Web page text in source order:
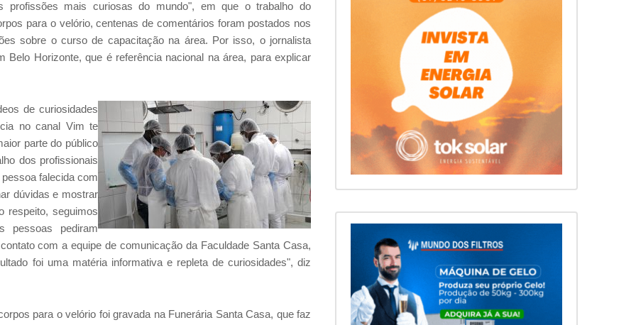
mais curiosas do mundo", em que o trabalho do
para o velório, centenas de comentários foram postados nos
sobre o curso de capacitação na área. Por isso, o jornalista
Horizonte, que é referência nacional na área, para explicar
de curiosidades
no canal Vim te
parte do público
dos profissionais
falecida com
dúvidas e mostrar
respeito, seguimos
pessoas pediram
com a equipe de comunicação da Faculdade Santa Casa,
foi uma matéria informativa e repleta de curiosidades", diz
para o velório foi gravada na Funerária Santa Casa, que faz